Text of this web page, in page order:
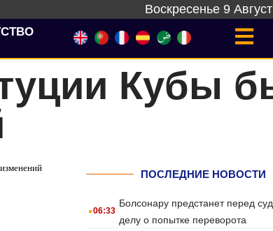
Воскресенье 9
Кубы
ПОСЛЕДНИЕ НОВОСТИ
.06:33
Болсонару предстанет перед
делу о попытке переворота